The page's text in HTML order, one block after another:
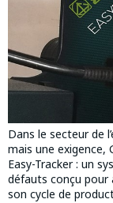
Dans le secteur de
mais une exigence,
Easy-Tracker : un
défauts conçu pour
son cycle de